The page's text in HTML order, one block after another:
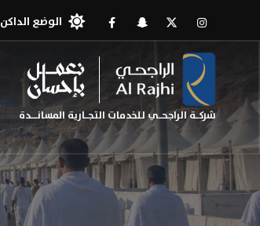
شركـة الراجحـي للخدمات التجـارية المسانــدة
الوضع الداكن